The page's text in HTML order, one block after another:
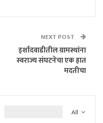
NEXT POST
इर्शादवाडीतील ग्रामस्थांना
स्वराज्य संघटनेचा एक हात
मदतीचा
All